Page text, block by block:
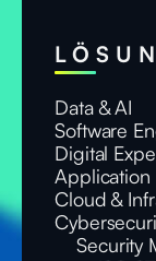
Data & AI
Software
Digital
Application
Cloud &
Security